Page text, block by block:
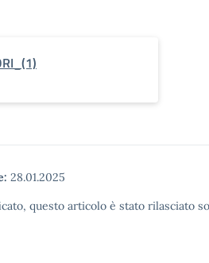
28.01.2025
questo articolo è stato rilasciato